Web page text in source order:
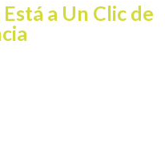
a Un Clic de